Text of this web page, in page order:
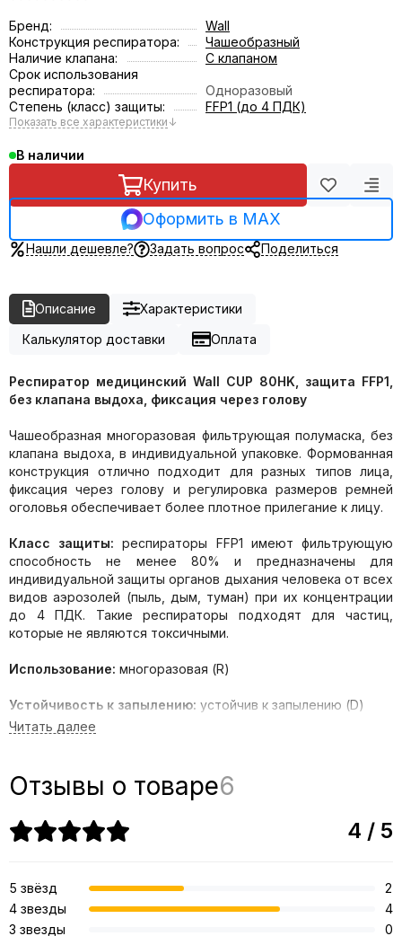
Бренд:
Wall
Конструкция респиратора:
Чашеобразный
Наличие клапана:
С клапаном
Срок использования
респиратора:
Одноразовый
Степень (класс) защиты:
FFP1 (до 4 ПДК)
Показать все характеристики ↓
В наличии
Купить
Оформить в MAX
Нашли дешевле? Задать вопрос Поделиться
Описание
Характеристики
Калькулятор доставки
Оплата
Респиратор медицинский Wall CUP 80HK , защита FFP1,
без клапана выдоха , фиксация через голову
Чашеобразная многоразовая фильтрующая полумаска, без
клапана выдоха, в индивидуальной упаковке. Формованная
конструкция отлично подходит для разных типов лица,
фиксация через голову и регулировка размеров ремней
оголовья обеспечивает более плотное прилегание к лицу.
Класс защиты: респираторы FFP1 имеют фильтрующую
способность не менее 80% и предназначены для
индивидуальной защиты органов дыхания человека от всех
видов аэрозолей (пыль, дым, туман) при их концентрации
до 4 ПДК. Такие респираторы подходят для частиц,
которые не являются токсичными.
Использование: многоразовая (R)
Устойчивость к запылению: устойчив к запылению (D)
Вид фиксации: фиксация полумаски через голову,
пряжки для регулировки размера ремней оголовья.
Конструкция:формованная, ультразвуковая сварка швов,
Удобство:
Отзывы о товаре6
4 / 5
5 звёзд
2
4 звезды
4
3 звезды
0